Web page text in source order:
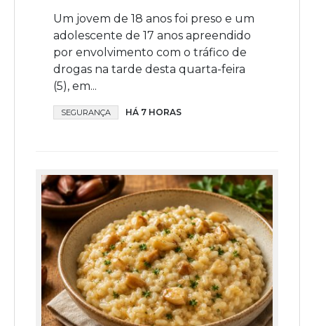
Um jovem de 18 anos foi preso e um
adolescente de 17 anos apreendido
por envolvimento com o tráfico de
drogas na tarde desta quarta-feira
(5), em...
SEGURANÇA HÁ 7 HORAS